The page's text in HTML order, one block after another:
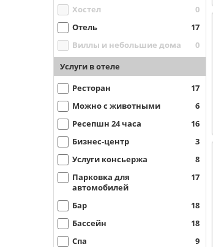
Хостел
0
Отель
17
Виллы и небольшие дома
0
Услуги в отеле
Ресторан
17
Можно с животными
6
Ресепшн 24 часа
16
Бизнес-центр
3
Услуги консьержа
8
Парковка для
автомобилей
17
Бар
18
Бассейн
18
Спа
9